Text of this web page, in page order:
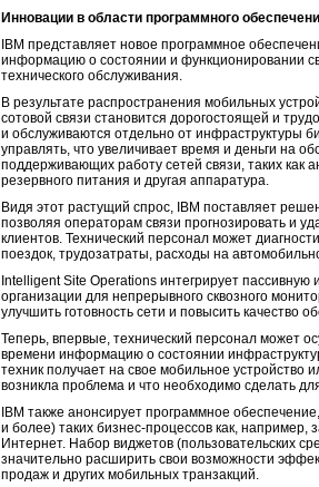
Инновации в области программного
IBM представляет новое программное
информацию о состоянии и функционировании
технического обслуживания.
В результате распространения мобильных
сотовой связи становится дорогостоящей и
и обслуживаются отдельно от инфраструктуры
управлять, что увеличивает время и деньги на
поддерживающих работу сетей связи, таких как
резервного питания и другая аппаратура.
Видя этот растущий спрос, IBM поставляет
позволяя операторам связи прогнозировать и
клиентов. Технический персонал может
поездок, трудозатраты, расходы на
Intelligent Site Operations интегрирует пассивную
организации для непрерывного сквозного
улучшить готовность сети и повысить качество
Теперь, впервые, технический персонал может
времени информацию о состоянии
техник получает на свое мобильное
возникла проблема и что необходимо сделать
IBM также анонсирует программное
и более) таких бизнес-процессов как,
Интернет. Набор виджетов (пользовательских
значительно расширить свои возможности
продаж и других мобильных транзакций.